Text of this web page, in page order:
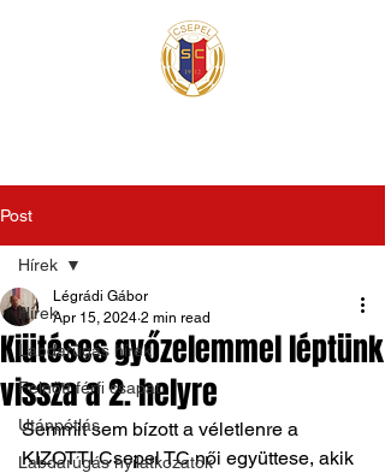
Post
Hírek
Labdarúgás hírek
Felnőtt férfi csapat
Utánpótlás
Labdarúgás nyilatkozatok
Hírek
Kiütéses győzelemmel léptünk
vissza a 2. helyre
Légrádi Gábor
Apr 15, 2024 2 min read
Semmit sem bízott a véletlenre a
KIZOTTI Csepel TC női együttese, akik